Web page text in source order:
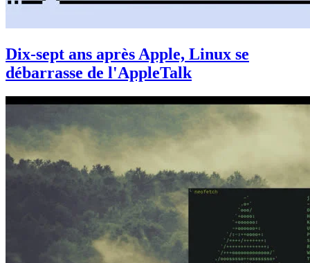
Dix-sept ans après Apple, Linux se
débarrasse de l'AppleTalk